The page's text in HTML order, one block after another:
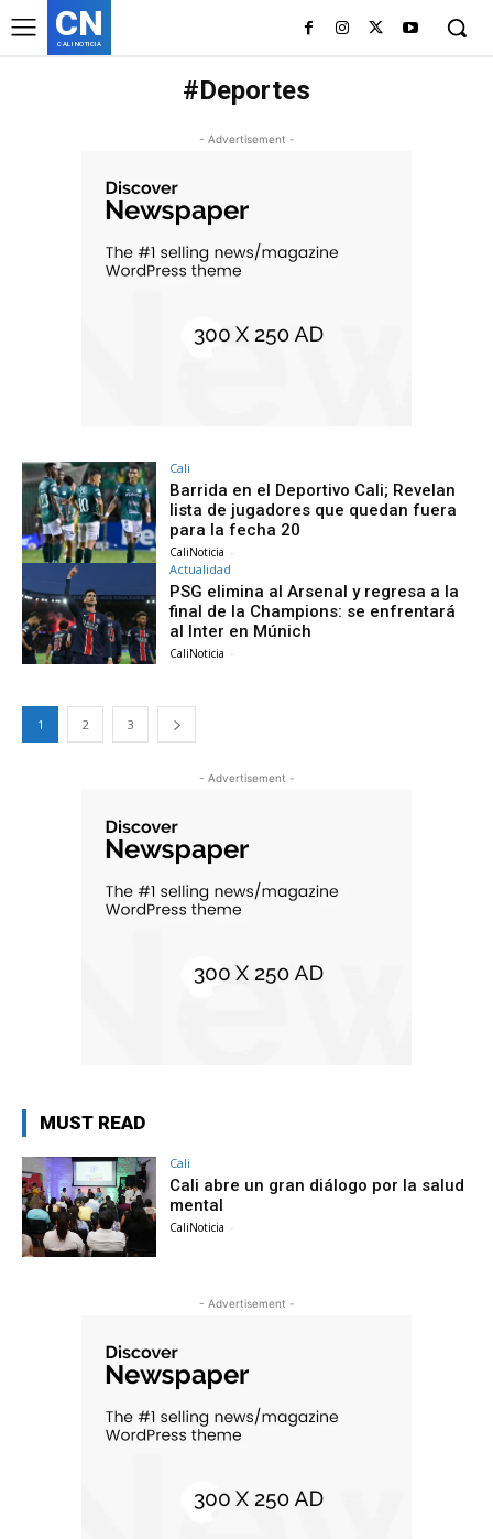
CN
CALI NOTICIA
#Deportes
- Advertisement -
Cali
Barrida en el Deportivo Cali; Revelan
lista de jugadores que quedan fuera
para la fecha 20
CaliNoticia -
Actualidad
PSG elimina al Arsenal y regresa a la
final de la Champions: se enfrentará
al Inter en Múnich
CaliNoticia -
1 2 3
- Advertisement -
MUST READ
Cali
Cali abre un gran diálogo por la salud
mental
CaliNoticia -
- Advertisement -